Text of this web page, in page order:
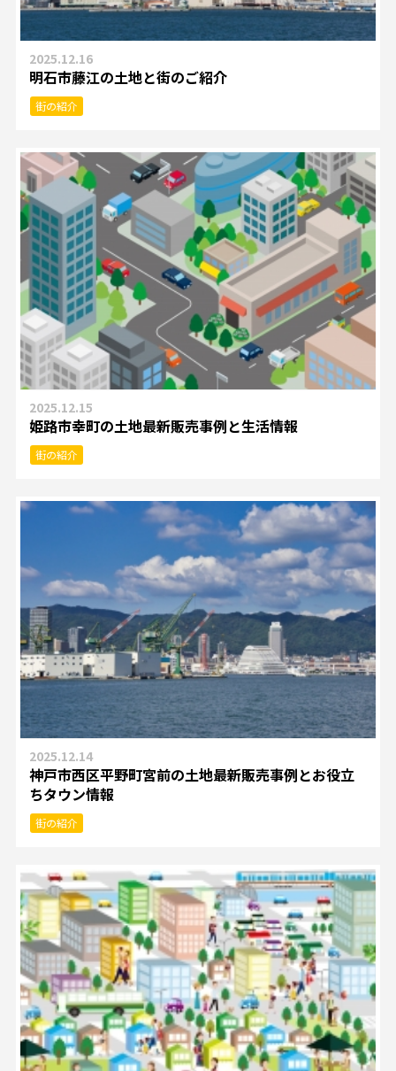
2025.12.16
明石市藤江の土地と街のご紹介
街の紹介
2025.12.15
姫路市幸町の土地最新販売事例と生活情報
街の紹介
2025.12.14
神戸市西区平野町宮前の土地最新販売事例とお役立
ちタウン情報
街の紹介